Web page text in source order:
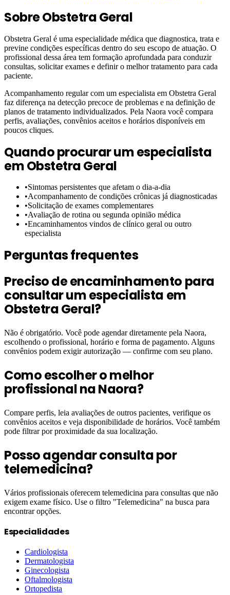
SobreObstetra Geral
Obstetra Geral é uma especialidade médica que diagnostica, trata e
previne condições específicas dentro do seu escopo de atuação. O
profissional dessa área tem formação aprofundada para conduzir
consultas, solicitar exames e definir o melhor tratamento para cada
paciente.
Acompanhamento regular com um especialista em Obstetra Geral
faz diferença na detecção precoce de problemas e na definição de
planos de tratamento individualizados. Pela Naora você compara
perfis, avaliações, convênios aceitos e horários disponíveis em
poucos cliques.
Quando procurar um especialista
emObstetra Geral
•Sintomas persistentes que afetam o dia-a-dia
•Acompanhamento de condições crônicas já diagnosticadas
•Solicitação de exames complementares
•Avaliação de rotina ou segunda opinião médica
•Encaminhamentos vindos de clínico geral ou outro
especialista
Perguntas frequentes
Preciso de encaminhamento para
consultar um especialista em
Obstetra Geral?
Não é obrigatório. Você pode agendar diretamente pela Naora,
escolhendo o profissional, horário e forma de pagamento. Alguns
convênios podem exigir autorização — confirme com seu plano.
Como escolher o melhor
profissional na Naora?
Compare perfis, leia avaliações de outros pacientes, verifique os
convênios aceitos e veja disponibilidade de horários. Você também
pode filtrar por proximidade da sua localização.
Posso agendar consulta por
telemedicina?
Vários profissionais oferecem telemedicina para consultas que não
exigem exame físico. Use o filtro "Telemedicina" na busca para
encontrar opções.
Especialidades
Cardiologista
Dermatologista
Ginecologista
Oftalmologista
Ortopedista